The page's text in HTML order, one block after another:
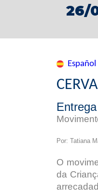
26/
Por: Tatiana
O
da